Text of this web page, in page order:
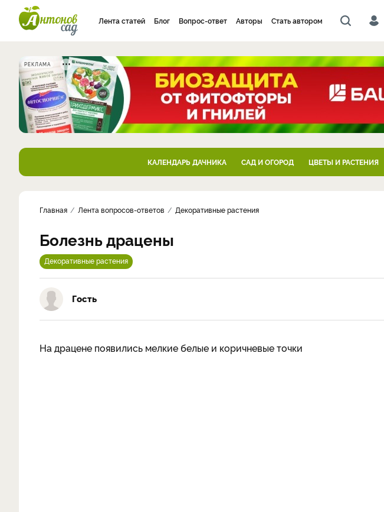
Лента статей Блог Вопрос-ответ Авторы Стать автором
РЕКЛАМА
КАЛЕНДАРЬ ДАЧНИКА САД И ОГОРОД ЦВЕТЫ И РАСТЕНИЯ
Главная Лента вопросов-ответов Декоративные растения
Болезнь драцены
Декоративные растения
Гость
На драцене появились мелкие белые и коричневые точки